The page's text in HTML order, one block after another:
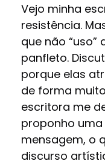
Vejo minha
resistência.
que não
panfleto.
porque elas
de forma
escritora me
proponho
mensagem, o
discurso